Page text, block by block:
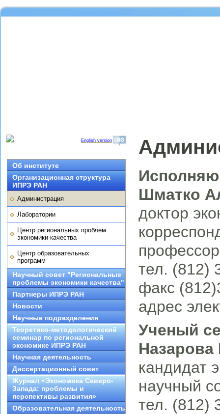
English version
Об институте
Организационная структура
ИПРЭ РАН
Администрация
Лаборатории
Центр региональных проблем
экономики качества
Центр образовательных
программ
Научный совет "Региональные
проблемы экономики качества"
Партнеры ИПРЭ РАН
Новости
Научные подразделения
Теоретико-методологический
семинар по региональной
экономике ИПРЭ РАН
Научная деятельность
Диссертационный совет
Журнал «Экономика Северо-
Запада: проблемы и
перспективы развития»
Образовательная деятельность
Шматко
доктор
профессор
тел. (812)
факс
адрес
Ученый
Назарова
кандидат
научный
тел. (812)